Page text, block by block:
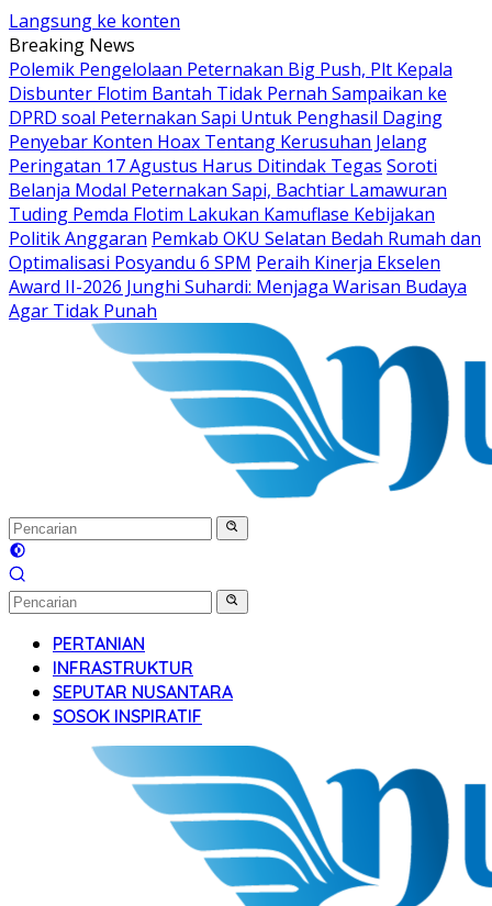
Langsung ke konten
Breaking News
Polemik Pengelolaan Peternakan Big Push, Plt Kepala
Disbunter Flotim Bantah Tidak Pernah Sampaikan ke
DPRD soal Peternakan Sapi Untuk Penghasil Daging
Penyebar Konten Hoax Tentang Kerusuhan Jelang
Peringatan 17 Agustus Harus Ditindak Tegas Soroti
Belanja Modal Peternakan Sapi, Bachtiar Lamawuran
Tuding Pemda Flotim Lakukan Kamuflase Kebijakan
Politik Anggaran Pemkab OKU Selatan Bedah Rumah dan
Optimalisasi Posyandu 6 SPM Peraih Kinerja Ekselen
Award II-2026 Junghi Suhardi: Menjaga Warisan Budaya
Agar Tidak Punah
PERTANIAN
INFRASTRUKTUR
SEPUTAR NUSANTARA
SOSOK INSPIRATIF